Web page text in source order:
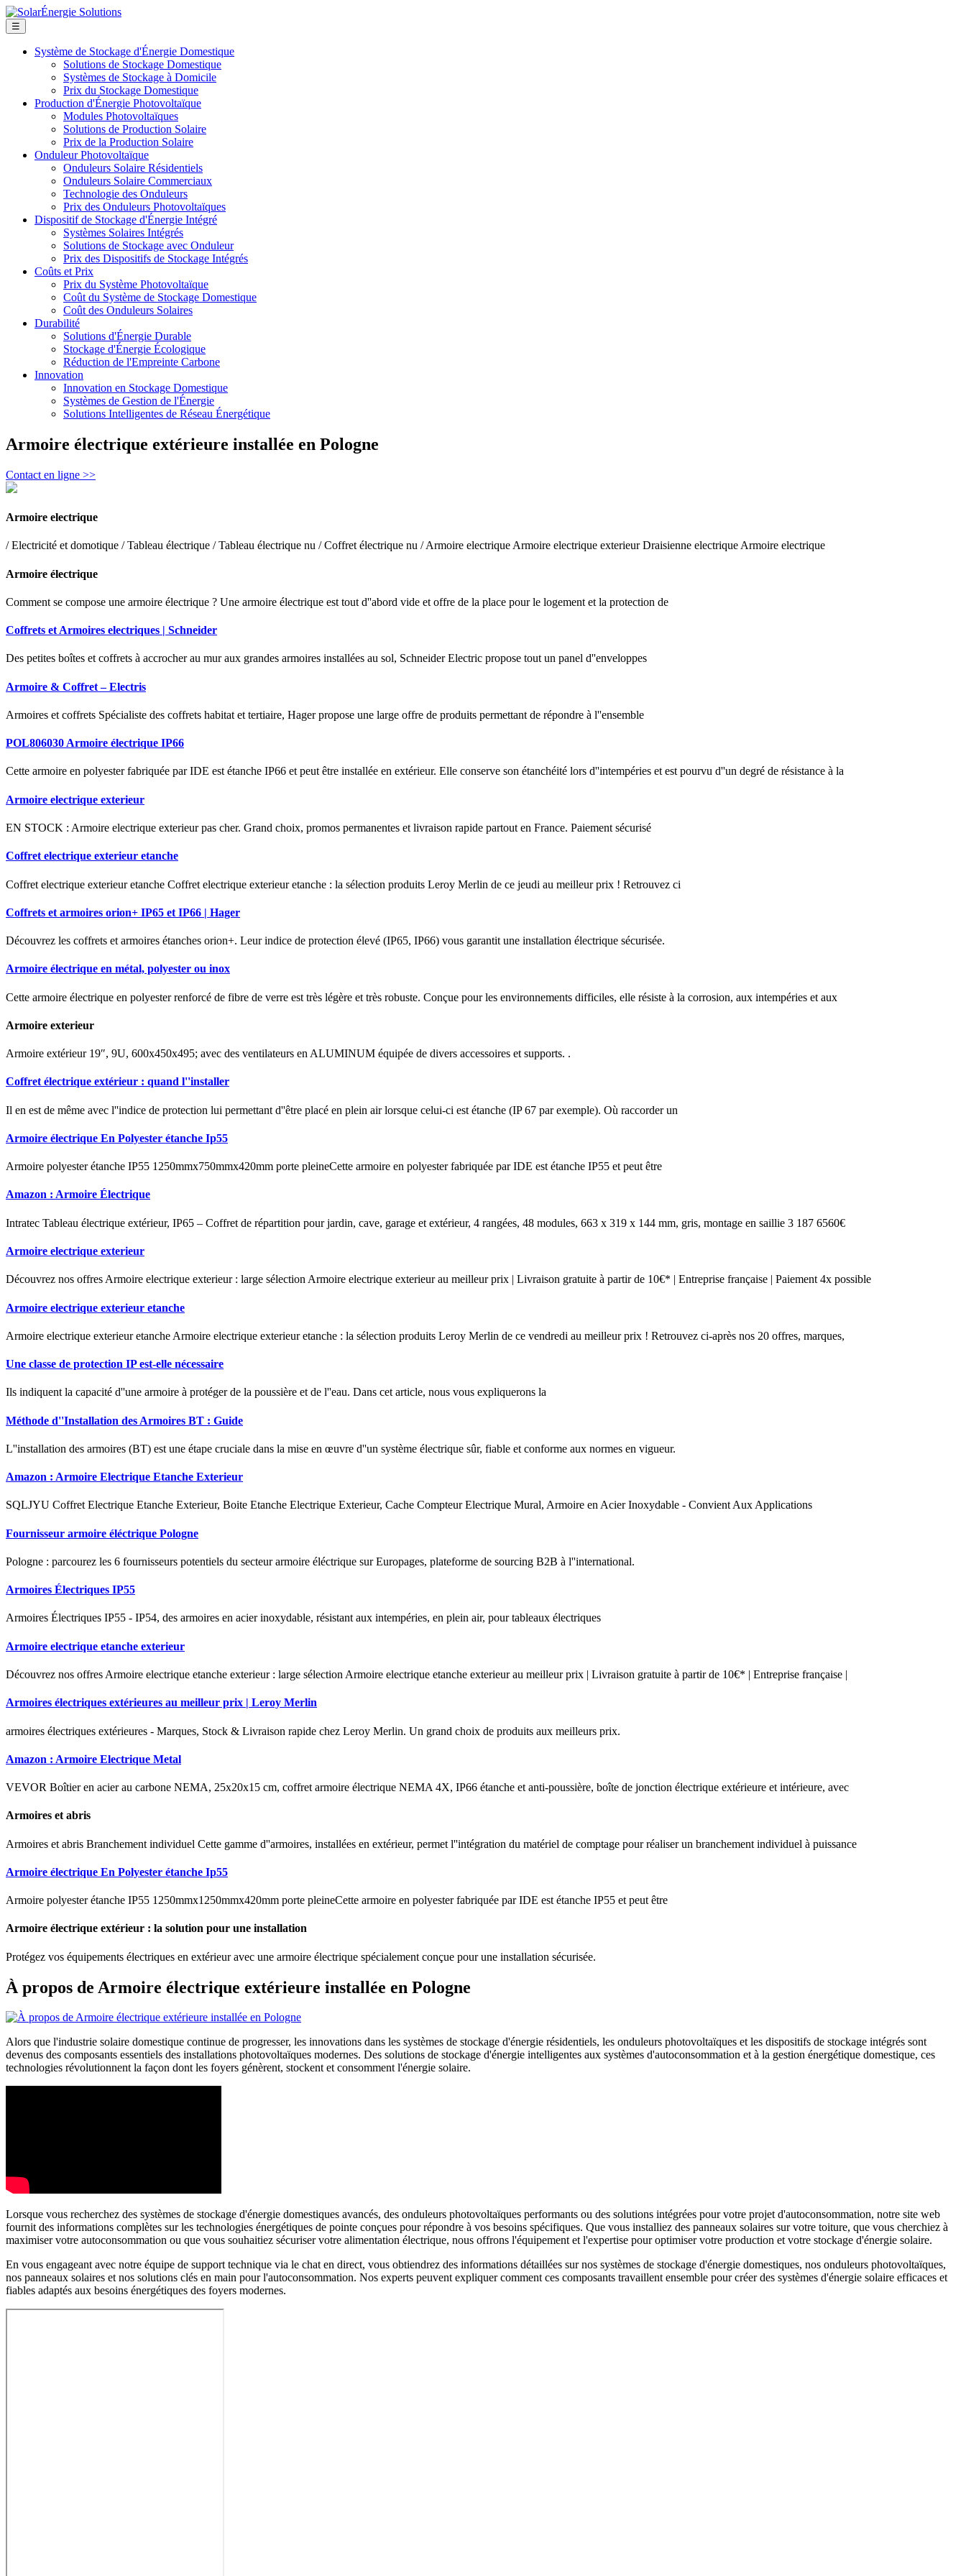
☰
Système de Stockage d'Énergie Domestique
Solutions de Stockage Domestique
Systèmes de Stockage à Domicile
Prix du Stockage Domestique
Production d'Énergie Photovoltaïque
Modules Photovoltaïques
Solutions de Production Solaire
Prix de la Production Solaire
Onduleur Photovoltaïque
Onduleurs Solaire Résidentiels
Onduleurs Solaire Commerciaux
Technologie des Onduleurs
Prix des Onduleurs Photovoltaïques
Dispositif de Stockage d'Énergie Intégré
Systèmes Solaires Intégrés
Solutions de Stockage avec Onduleur
Prix des Dispositifs de Stockage Intégrés
Coûts et Prix
Prix du Système Photovoltaïque
Coût du Système de Stockage Domestique
Coût des Onduleurs Solaires
Durabilité
Solutions d'Énergie Durable
Stockage d'Énergie Écologique
Réduction de l'Empreinte Carbone
Innovation
Innovation en Stockage Domestique
Systèmes de Gestion de l'Énergie
Solutions Intelligentes de Réseau Énergétique
Armoire électrique extérieure installée en Pologne
Contact en ligne >>
Armoire electrique
/ Electricité et domotique / Tableau électrique / Tableau électrique nu / Coffret électrique nu / Armoire electrique Armoire electrique exterieur Draisienne electrique Armoire electrique
Armoire électrique
Comment se compose une armoire électrique ? Une armoire électrique est tout d''abord vide et offre de la place pour le logement et la protection de
Coffrets et Armoires electriques | Schneider
Des petites boîtes et coffrets à accrocher au mur aux grandes armoires installées au sol, Schneider Electric propose tout un panel d''enveloppes
Armoire & Coffret – Electris
Armoires et coffrets Spécialiste des coffrets habitat et tertiaire, Hager propose une large offre de produits permettant de répondre à l''ensemble
POL806030 Armoire électrique IP66
Cette armoire en polyester fabriquée par IDE est étanche IP66 et peut être installée en extérieur. Elle conserve son étanchéité lors d''intempéries et est pourvu d''un degré de résistance à la
Armoire electrique exterieur
EN STOCK : Armoire electrique exterieur pas cher. Grand choix, promos permanentes et livraison rapide partout en France. Paiement sécurisé
Coffret electrique exterieur etanche
Coffret electrique exterieur etanche Coffret electrique exterieur etanche : la sélection produits Leroy Merlin de ce jeudi au meilleur prix ! Retrouvez ci
Coffrets et armoires orion+ IP65 et IP66 | Hager
Découvrez les coffrets et armoires étanches orion+. Leur indice de protection élevé (IP65, IP66) vous garantit une installation électrique sécurisée.
Armoire électrique en métal, polyester ou inox
Cette armoire électrique en polyester renforcé de fibre de verre est très légère et très robuste. Conçue pour les environnements difficiles, elle résiste à la corrosion, aux intempéries et aux
Armoire exterieur
Armoire extérieur 19″, 9U, 600x450x495; avec des ventilateurs en ALUMINUM équipée de divers accessoires et supports. .
Coffret électrique extérieur : quand l''installer
Il en est de même avec l''indice de protection lui permettant d''être placé en plein air lorsque celui-ci est étanche (IP 67 par exemple). Où raccorder un
Armoire électrique En Polyester étanche Ip55
Armoire polyester étanche IP55 1250mmx750mmx420mm porte pleineCette armoire en polyester fabriquée par IDE est étanche IP55 et peut être
Amazon : Armoire Électrique
Intratec Tableau électrique extérieur, IP65 – Coffret de répartition pour jardin, cave, garage et extérieur, 4 rangées, 48 modules, 663 x 319 x 144 mm, gris, montage en saillie 3 187 6560€
Armoire electrique exterieur
Découvrez nos offres Armoire electrique exterieur : large sélection Armoire electrique exterieur au meilleur prix | Livraison gratuite à partir de 10€* | Entreprise française | Paiement 4x possible
Armoire electrique exterieur etanche
Armoire electrique exterieur etanche Armoire electrique exterieur etanche : la sélection produits Leroy Merlin de ce vendredi au meilleur prix ! Retrouvez ci-après nos 20 offres, marques,
Une classe de protection IP est-elle nécessaire
Ils indiquent la capacité d''une armoire à protéger de la poussière et de l''eau. Dans cet article, nous vous expliquerons la
Méthode d''Installation des Armoires BT : Guide
L''installation des armoires (BT) est une étape cruciale dans la mise en œuvre d''un système électrique sûr, fiable et conforme aux normes en vigueur.
Amazon : Armoire Electrique Etanche Exterieur
SQLJYU Coffret Electrique Etanche Exterieur, Boite Etanche Electrique Exterieur, Cache Compteur Electrique Mural, Armoire en Acier Inoxydable - Convient Aux Applications
Fournisseur armoire éléctrique Pologne
Pologne : parcourez les 6 fournisseurs potentiels du secteur armoire éléctrique sur Europages, plateforme de sourcing B2B à l''international.
Armoires Électriques IP55
Armoires Électriques IP55 - IP54, des armoires en acier inoxydable, résistant aux intempéries, en plein air, pour tableaux électriques
Armoire electrique etanche exterieur
Découvrez nos offres Armoire electrique etanche exterieur : large sélection Armoire electrique etanche exterieur au meilleur prix | Livraison gratuite à partir de 10€* | Entreprise française |
Armoires électriques extérieures au meilleur prix | Leroy Merlin
armoires électriques extérieures - Marques, Stock & Livraison rapide chez Leroy Merlin. Un grand choix de produits aux meilleurs prix.
Amazon : Armoire Electrique Metal
VEVOR Boîtier en acier au carbone NEMA, 25x20x15 cm, coffret armoire électrique NEMA 4X, IP66 étanche et anti-poussière, boîte de jonction électrique extérieure et intérieure, avec
Armoires et abris
Armoires et abris Branchement individuel Cette gamme d''armoires, installées en extérieur, permet l''intégration du matériel de comptage pour réaliser un branchement individuel à puissance
Armoire électrique En Polyester étanche Ip55
Armoire polyester étanche IP55 1250mmx1250mmx420mm porte pleineCette armoire en polyester fabriquée par IDE est étanche IP55 et peut être
Armoire électrique extérieur : la solution pour une installation
Protégez vos équipements électriques en extérieur avec une armoire électrique spécialement conçue pour une installation sécurisée.
À propos de Armoire électrique extérieure installée en Pologne
Alors que l'industrie solaire domestique continue de progresser, les innovations dans les systèmes de stockage d'énergie résidentiels, les onduleurs photovoltaïques et les dispositifs de stockage intégrés sont
devenus des composants essentiels des installations photovoltaïques modernes. Des solutions de stockage d'énergie intelligentes aux systèmes d'autoconsommation et à la gestion énergétique domestique, ces
technologies révolutionnent la façon dont les foyers génèrent, stockent et consomment l'énergie solaire.
Lorsque vous recherchez des systèmes de stockage d'énergie domestiques avancés, des onduleurs photovoltaïques performants ou des solutions intégrées pour votre projet d'autoconsommation, notre site web
fournit des informations complètes sur les technologies énergétiques de pointe conçues pour répondre à vos besoins spécifiques. Que vous installiez des panneaux solaires sur votre toiture, que vous cherchiez à
maximiser votre autoconsommation ou que vous souhaitiez sécuriser votre alimentation électrique, nous offrons l'équipement et l'expertise pour optimiser votre production et votre stockage d'énergie solaire.
En vous engageant avec notre équipe de support technique via le chat en direct, vous obtiendrez des informations détaillées sur nos systèmes de stockage d'énergie domestiques, nos onduleurs photovoltaïques,
nos panneaux solaires et nos solutions clés en main pour l'autoconsommation. Nos experts peuvent expliquer comment ces composants travaillent ensemble pour créer des systèmes d'énergie solaire efficaces et
fiables adaptés aux besoins énergétiques des foyers modernes.